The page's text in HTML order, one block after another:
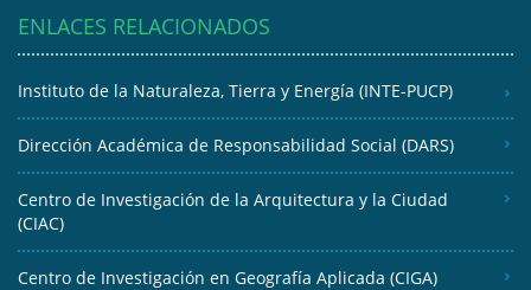
ENLACES RELACIONADOS
Instituto de la Naturaleza, Tierra y Energía (INTE-PUCP)
Dirección Académica de Responsabilidad Social (DARS)
Centro de Investigación de la Arquitectura y la Ciudad
(CIAC)
Centro de Investigación en Geografía Aplicada (CIGA)